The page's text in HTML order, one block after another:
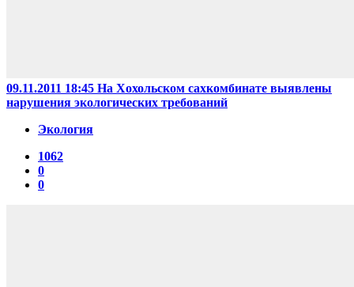
09.11.2011 18:45 На Хохольском сахкомбинате выявлены
нарушения экологических требований
Экология
1062
0
0